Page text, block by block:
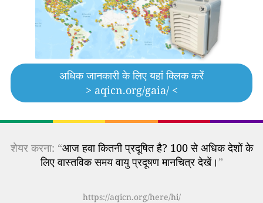
अधिक जानकारी के लिए यहां क्लिक करें
> aqicn.org/gaia/ <
शेयर करना: “आज हवा कितनी प्रदूषित है? 100 से अधिक देशों के
लिए वास्तविक समय वायु प्रदूषण मानचित्र देखें।”
https://aqicn.org/here/hi/